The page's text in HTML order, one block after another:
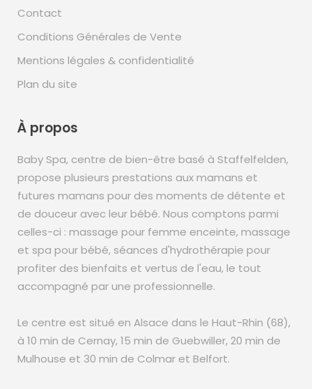
Contact
Conditions Générales de Vente
Mentions légales & confidentialité
Plan du site
À propos
Baby Spa, centre de bien-être basé à Staffelfelden,
propose plusieurs prestations aux mamans et
futures mamans pour des moments de détente et
de douceur avec leur bébé. Nous comptons parmi
celles-ci : massage pour femme enceinte, massage
et spa pour bébé, séances d'hydrothérapie pour
profiter des bienfaits et vertus de l'eau, le tout
accompagné par une professionnelle.
Le centre est situé en Alsace dans le Haut-Rhin (68),
à 10 min de Cernay, 15 min de Guebwiller, 20 min de
Mulhouse et 30 min de Colmar et Belfort.